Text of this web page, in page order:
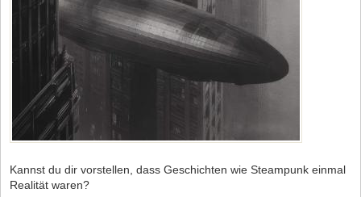
Kannst du dir vorstellen, dass Geschichten wie Steampunk einmal
Realität waren?